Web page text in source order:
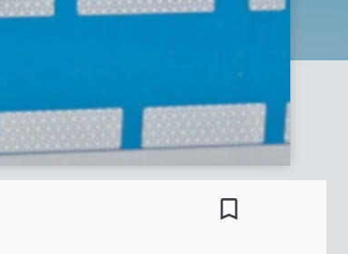
bookmark_border